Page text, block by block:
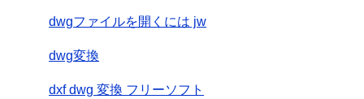
dwgファイルを開くには jw
dwg変換
dxf dwg 変換 フリーソフト